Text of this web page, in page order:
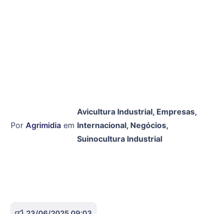
Por Agrimidia em
Avicultura Industrial, Empresas,
Internacional, Negócios,
Suinocultura Industrial